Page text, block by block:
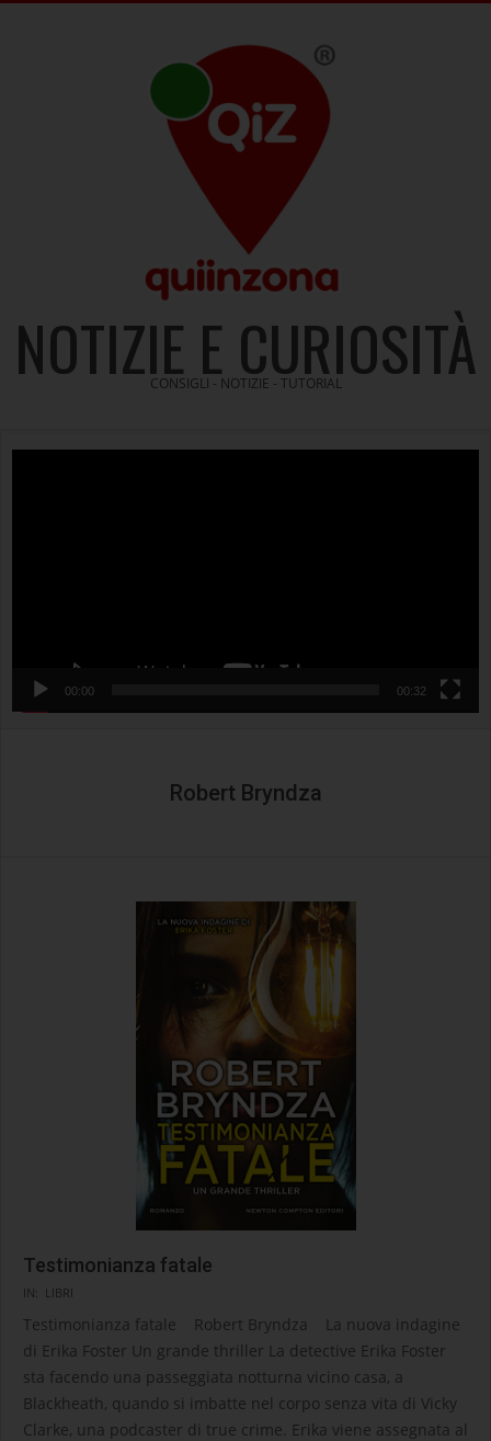
NOTIZIE E CURIOSITÀ
CONSIGLI - NOTIZIE - TUTORIAL
00:00 00:32
Robert Bryndza
Testimonianza fatale
2025-
04-
08
IN: LIBRI
Testimonianza fatale Robert Bryndza La nuova indagine
di Erika Foster Un grande thriller La detective Erika Foster
sta facendo una passeggiata notturna vicino casa, a
Blackheath, quando si imbatte nel corpo senza vita di Vicky
Clarke, una podcaster di true crime. Erika viene assegnata al